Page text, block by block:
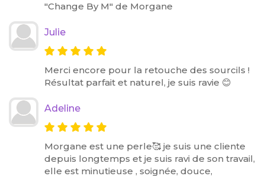
"Change By M" de Morgane
Julie
Merci encore pour la retouche des sourcils !
Résultat parfait et naturel, je suis ravie 😊
Adeline
Morgane est une perle🥰 je suis une cliente
depuis longtemps et je suis ravi de son travail,
elle est minutieuse , soignée, douce,